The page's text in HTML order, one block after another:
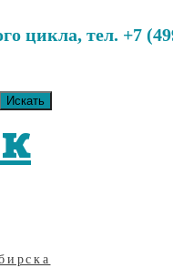
цикла, тел. +7
Искать